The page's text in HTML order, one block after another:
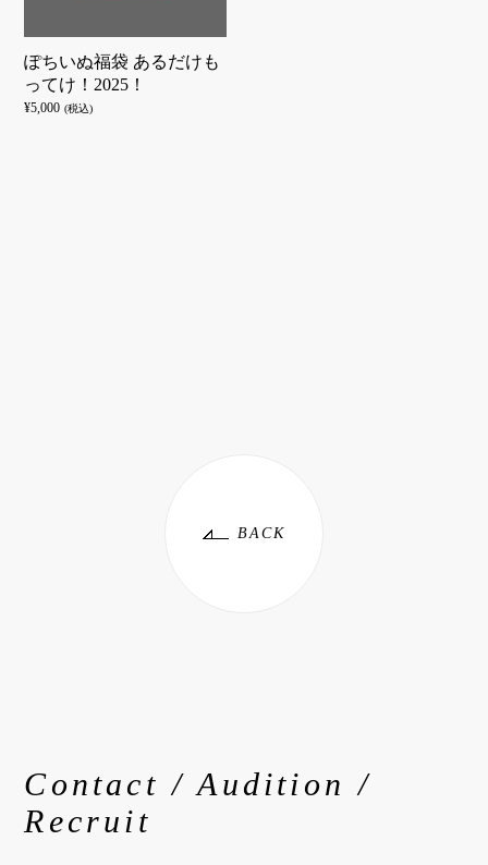
ぽちいぬ福袋 あるだけも
ってけ！2025！
¥5,000 (税込)
BACK
Contact / Audition /
Recruit